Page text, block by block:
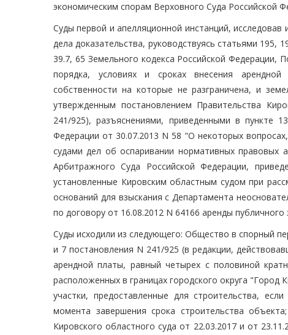
экономическим спорам Верховного Суда Российской
Суды первой и апелляционной инстанций,
дела доказательства, руководствуясь статьями 195,
39.7, 65 Земельного кодекса Российской
порядка, условиях и сроках внесения арендной
собственности на которые не разграничена, и
утвержденным постановлением Правительства
241/925), разъяснениями, приведенными в пункте
Федерации от 30.07.2013 N 58 "О некоторых
судами дел об оспаривании нормативных
Арбитражного Суда Российской Федерации,
установленные Кировским областным судом при
оснований для взыскания с Департамента
по договору от 16.08.2012 N 64166 аренды публичного
Суды исходили из следующего: Общество в спорный
и 7 постановления N 241/925 (в редакции,
арендной платы, равный четырех с половиной
расположенных в границах городского округа
участки, предоставленные для строительства,
момента завершения срока строительства
Кировского областного суда от 22.03.2017 и от